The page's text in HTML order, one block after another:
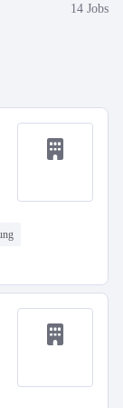
14 Jobs